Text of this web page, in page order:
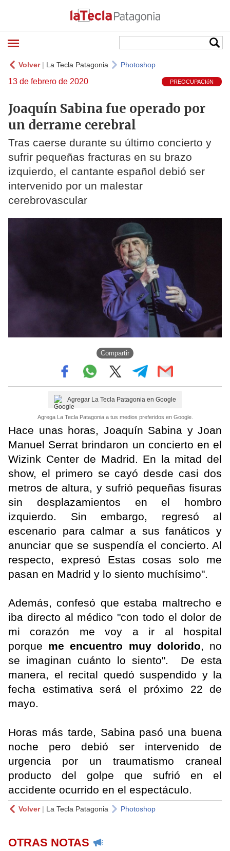
Volver| La Tecla Patagonia Photoshop
13 de febrero de 2020 PREOCUPACIóN
Joaquín Sabina fue operado por
un derrame cerebral
Tras caerse durante su último concierto y
sufrir pequeñas fracturas en su brazo
izquierdo, el cantante español debió ser
intervenido por un malestar
cerebrovascular
Compartir
Agregar La Tecla Patagonia en Google
Agrega La Tecla Patagonia a tus medios preferidos en Google.
Hace unas horas, Joaquín Sabina y Joan
Manuel Serrat brindaron un concierto en el
Wizink Center de Madrid. En la mitad del
show, el primero se cayó desde casi dos
metros de altura, y sufrió pequeñas fisuras
sin desplazamientos en el hombro
izquierdo. Sin embargo, regresó al
escenario para calmar a sus fanáticos y
anunciar que se suspendía el concierto. Al
respecto, expresó Estas cosas solo me
pasan en Madrid y lo siento muchísimo".
Además, confesó que estaba maltrecho e
iba directo al médico "con todo el dolor de
mi corazón me voy a ir al hospital
porque me encuentro muy dolorido, no
se imaginan cuánto lo siento". De esta
manera, el recital quedó suspendido y la
fecha estimativa será el próximo 22 de
mayo.
Horas más tarde, Sabina pasó una buena
noche pero debió ser intervenido de
urgencia por un traumatismo craneal
producto del golpe que sufrió en el
accidente ocurrido en el espectáculo.
Volver| La Tecla Patagonia Photoshop
OTRAS NOTAS